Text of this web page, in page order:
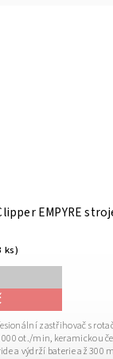
UP
DLC
a precizní střih v
mobile